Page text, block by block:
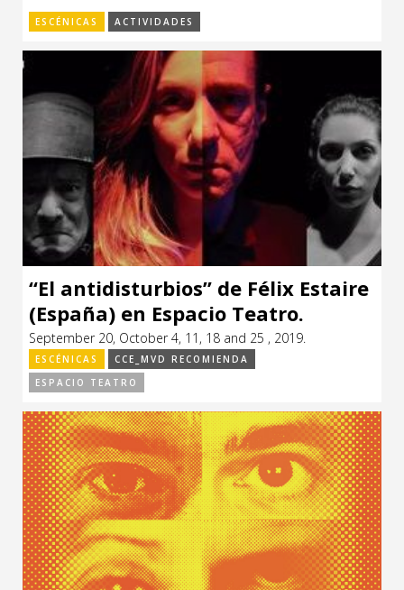
ESCÉNICAS ACTIVIDADES
“El antidisturbios” de Félix Estaire
(España) en Espacio Teatro.
September 20, October 4, 11, 18 and 25 , 2019.
ESCÉNICAS
CCE_MVD RECOMIENDA
ESPACIO TEATRO